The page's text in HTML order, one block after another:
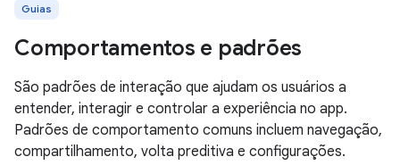
Guias
Comportamentos e padrões
São padrões de interação que ajudam os usuários a
entender, interagir e controlar a experiência no app.
Padrões de comportamento comuns incluem navegação,
compartilhamento, volta preditiva e configurações.